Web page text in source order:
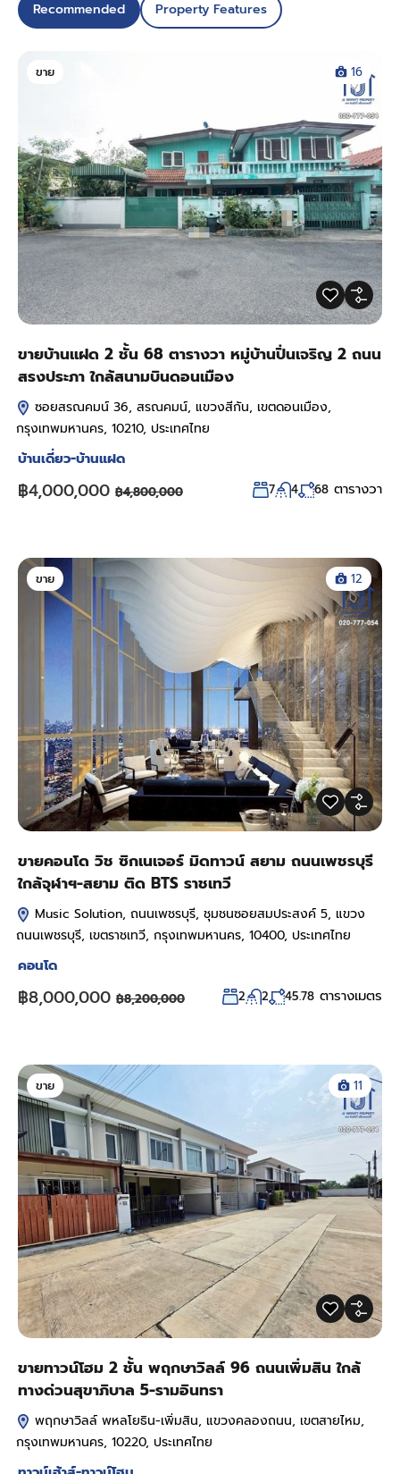
Recommended Property Features
ขาย 16
ขายบ้านแฝด 2 ชั้น 68 ตารางวา หมู่บ้านปิ่นเจริญ 2 ถนน
สรงประภา ใกล้สนามบินดอนเมือง
ซอยสรณคมน์ 36, สรณคมน์, แขวงสีกัน, เขตดอนเมือง,
กรุงเทพมหานคร, 10210, ประเทศไทย
บ้านเดี่ยว-บ้านแฝด
฿4,000,000 ฿4,800,000 7 4 68 ตารางวา
ขาย 12
ขายคอนโด วิช ซิกเนเจอร์ มิดทาวน์ สยาม ถนนเพชรบุรี
ใกล้จุฬาฯ-สยาม ติด BTS ราชเทวี
Music Solution, ถนนเพชรบุรี, ชุมชนซอยสมประสงค์ 5, แขวง
ถนนเพชรบุรี, เขตราชเทวี, กรุงเทพมหานคร, 10400, ประเทศไทย
คอนโด
฿8,000,000 ฿8,200,000 2 2 45.78 ตารางเมตร
ขาย 11
ขายทาวน์โฮม 2 ชั้น พฤกษาวิลล์ 96 ถนนเพิ่มสิน ใกล้
ทางด่วนสุขาภิบาล 5-รามอินทรา
พฤกษาวิลล์ พหลโยธิน-เพิ่มสิน, แขวงคลองถนน, เขตสายไหม,
กรุงเทพมหานคร, 10220, ประเทศไทย